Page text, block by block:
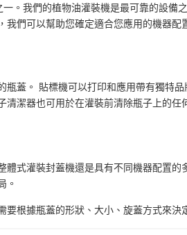
。我們的植物油灌裝機是最可靠的設備
們可以幫助您確定適合您應用的機器配
蓋。 貼標機可以打印和應用帶有獨特
潔器也可用於在灌裝前清除瓶子上的任
式灌裝封蓋機還是具有不同機器配置
。
根據瓶蓋的形狀、大小、旋蓋方式來決